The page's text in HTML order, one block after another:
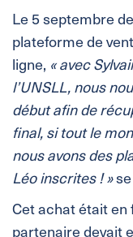
Le 5 septembre
plateforme de
ligne, « avec
l’UNSLL, nous
début afin de
final, si tout le
nous avons des
Léo inscrites ! »se
Cet achat était en
partenaire devait